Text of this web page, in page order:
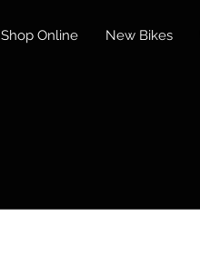
Shop Online New Bikes